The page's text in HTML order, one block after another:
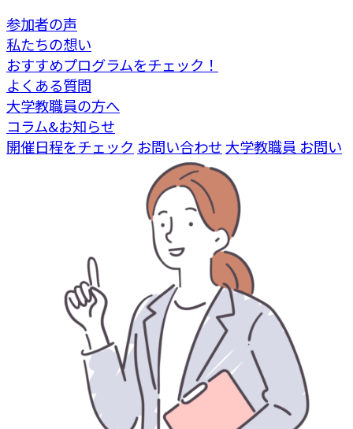
参加者の声
私たちの想い
おすすめプログラムをチェック！
よくある質問
大学教職員の方へ
コラム&お知らせ
開催日程をチェック お問い合わせ 大学教職員 お問い